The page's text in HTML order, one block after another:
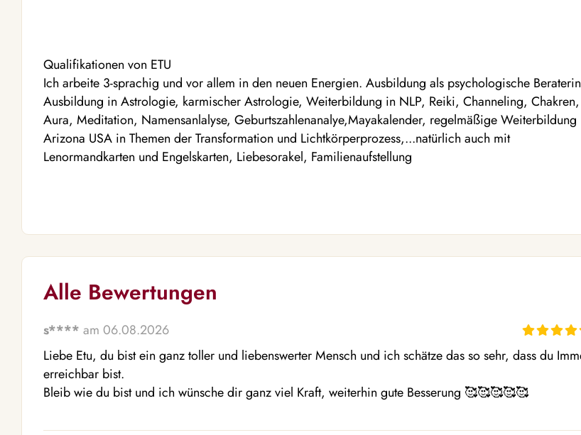
Qualifikationen von ETU
Ich arbeite 3-sprachig und vor allem in den neuen Energien. Ausbildung als psychologische
Ausbildung in Astrologie, karmischer Astrologie, Weiterbildung in NLP, Reiki, Channeling, Chakren,
Aura, Meditation, Namensanlalyse, Geburtszahlenanalye,Mayakalender, regelmäßige Weiterbildung
Arizona USA in Themen der Transformation und Lichtkörperprozess,...natürlich auch mit
Lenormandkarten und Engelskarten, Liebesorakel, Familienaufstellung
Alle Bewertungen
s**** am 06.08.2026
Liebe Etu, du bist ein ganz toller und liebenswerter Mensch und ich schätze das so sehr, dass du
erreichbar bist.
Bleib wie du bist und ich wünsche dir ganz viel Kraft, weiterhin gute Besserung 🥰🥰🥰🥰🥰